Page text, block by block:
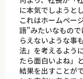
に本気でしようと
これはホームペー
語”みたいなもの
らえないような事
法」を考えるよう
たら面白いよね」
結果を出すことが